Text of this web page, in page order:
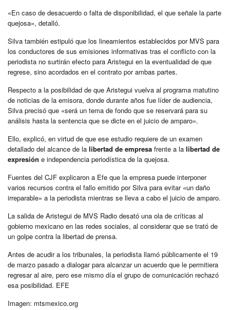
«En caso de desacuerdo o falta de disponibilidad, el que señale la parte
quejosa», detalló.
Silva también estipuló que los lineamientos establecidos por MVS para
los conductores de sus emisiones informativas tras el conflicto con la
periodista no surtirán efecto para Aristegui en la eventualidad de que
regrese, sino acordados en el contrato por ambas partes.
Respecto a la posibilidad de que Aristegui vuelva al programa matutino
de noticias de la emisora, donde durante años fue líder de audiencia,
Silva precisó que «será un tema de fondo que se reservará para su
análisis hasta la sentencia que se dicte en el juicio de amparo».
Ello, explicó, en virtud de que ese estudio requiere de un examen
detallado del alcance de la libertad de empresa frente a la libertad de
expresión e independencia periodística de la quejosa.
Fuentes del CJF explicaron a Efe que la empresa puede interponer
varios recursos contra el fallo emitido por Silva para evitar «un daño
irreparable» a la periodista mientras se lleva a cabo el juicio de amparo.
La salida de Aristegui de MVS Radio desató una ola de críticas al
gobierno mexicano en las redes sociales, al considerar que se trató de
un golpe contra la libertad de prensa.
Antes de acudir a los tribunales, la periodista llamó públicamente el 19
de marzo pasado a dialogar para alcanzar un acuerdo que le permitiera
regresar al aire, pero ese mismo día el grupo de comunicación rechazó
esa posibilidad. EFE
Imagen: mtsmexico.org